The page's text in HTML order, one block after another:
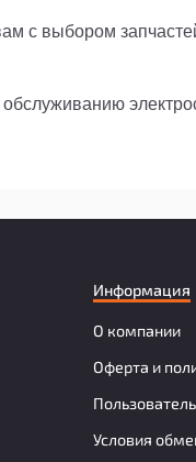
с выбором
Информация
О компании
Оферта и
Условия